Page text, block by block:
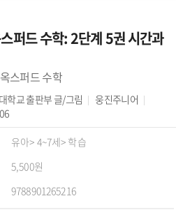
퍼드 수학: 2단계 5권 시간과
스퍼드 수학
학교 출판부 글/그림
웅진주니어
유아> 4~7세> 학습
5,500원
9788901265216